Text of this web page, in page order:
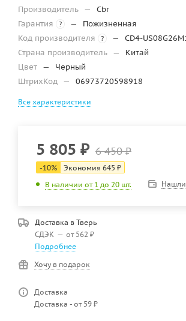
Производитель —
Cbr
Гарантия
? —
Пожизненная
Код производителя
? —
CD4-
Страна производитель —
Китай
Цвет —
Черный
ШтрихКод — 06973720598918
Все характеристики
5 805 ₽ 6 450₽
-10% Экономия 645 ₽
В наличии от 1 до 20 шт.
Доставка в Тверь
СДЭК — от 562 ₽
Подробнее
Хочу в подарок
Доставка
Доставка - от 59 ₽